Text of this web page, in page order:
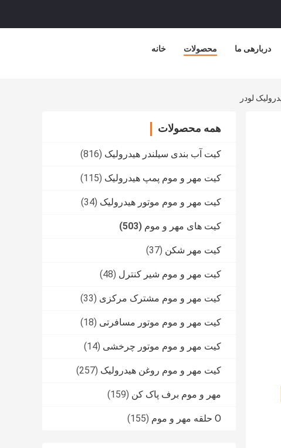
خانه محصولات دربارهی ما
همه محصولات
کیت آب بندی سیلندر هیدرولیک (816)
کیت مهر و موم پمپ هیدرولیک (115)
کیت مهر و موم موتور هیدرولیک (34)
کیت های مهر و موم (503)
کیت مهر شکن (37)
کیت مهر و موم شیر کنترل (48)
کیت مهر و موم مشترک مرکزی (33)
کیت مهر و موم موتور مسافرتی (18)
کیت مهر و موم موتور چرخشی (14)
کیت مهر و موم روغن هیدرولیک (257)
مهر و موم برف پاک کن (159)
O حلقه مهر و موم (155)